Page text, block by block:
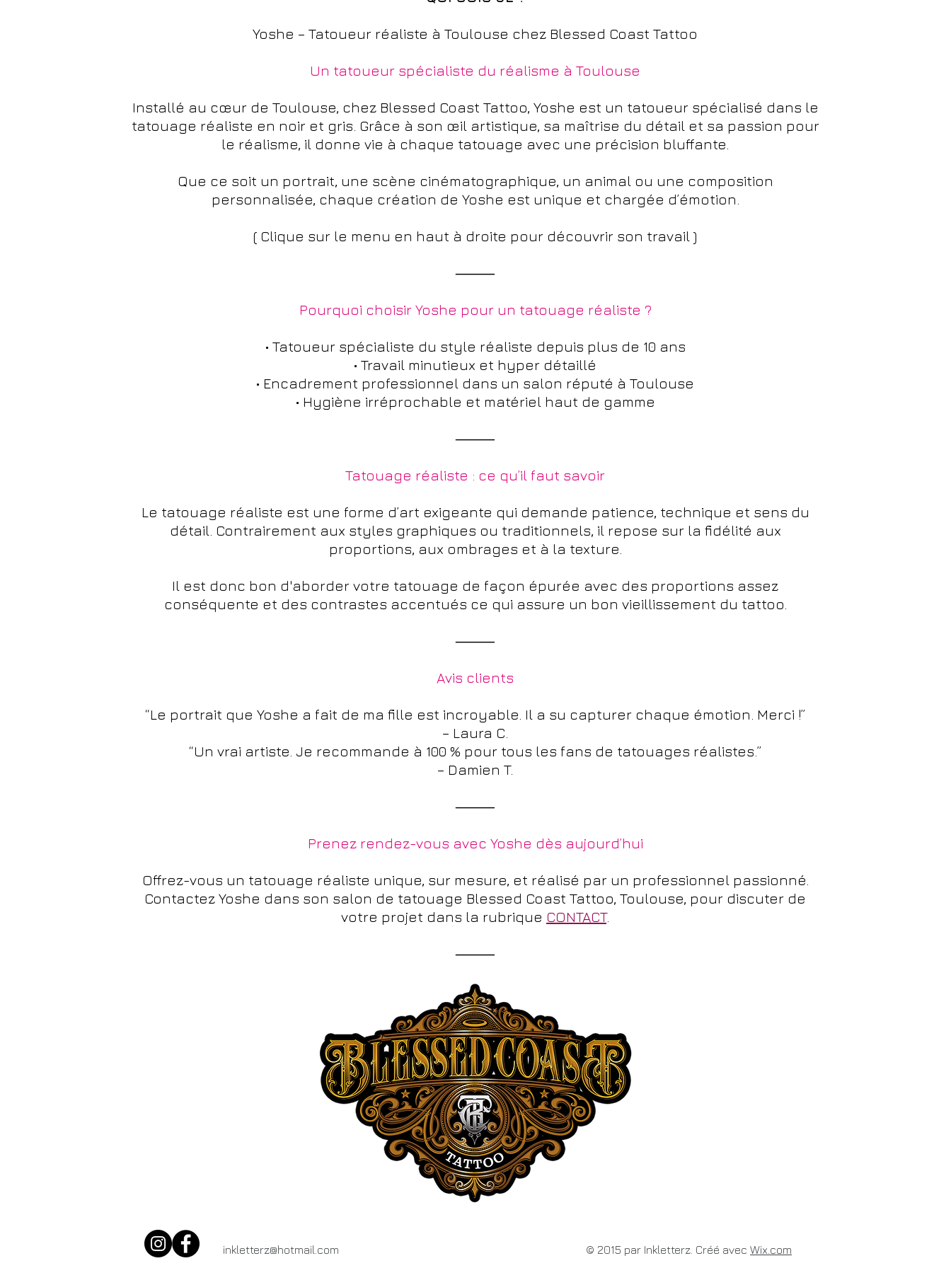
Yoshe – Tatoueur réaliste à Toulouse chez Blessed Coast Tattoo
Un tatoueur spécialiste du réalisme à Toulouse
Installé au cœur de Toulouse, chez Blessed Coast Tattoo, Yoshe est un tatoueur spécialisé dans le
tatouage réaliste en noir et gris. Grâce à son œil artistique, sa maîtrise du détail et sa passion pour
le réalisme, il donne vie à chaque tatouage avec une précision bluffante.
Que ce soit un portrait, une scène cinématographique, un animal ou une composition
personnalisée, chaque création de Yoshe est unique et chargée d’émotion.
( Clique sur le menu en haut à droite pour découvrir son travail )
⸻
Pourquoi choisir Yoshe pour un tatouage réaliste ?
• Tatoueur spécialiste du style réaliste depuis plus de 10 ans
• Travail minutieux et hyper détaillé
• Encadrement professionnel dans un salon réputé à Toulouse
• Hygiène irréprochable et matériel haut de gamme
⸻
Tatouage réaliste : ce qu’il faut savoir
Le tatouage réaliste est une forme d’art exigeante qui demande patience, technique et sens du
détail. Contrairement aux styles graphiques ou traditionnels, il repose sur la fidélité aux
proportions, aux ombrages et à la texture.
Il est donc bon d'aborder votre tatouage de façon épurée avec des proportions assez
conséquente et des contrastes accentués ce qui assure un bon vieillissement du tattoo.
⸻
Avis clients
“Le portrait que Yoshe a fait de ma fille est incroyable. Il a su capturer chaque émotion. Merci !”
– Laura C.
“Un vrai artiste. Je recommande à 100 % pour tous les fans de tatouages réalistes.”
– Damien T.
⸻
Prenez rendez-vous avec Yoshe dès aujourd’hui
Offrez-vous un tatouage réaliste unique, sur mesure, et réalisé par un professionnel passionné.
Contactez Yoshe dans son salon de tatouage Blessed Coast Tattoo, Toulouse, pour discuter de
votre projet dans la rubrique CONTACT.
⸻
www.blessedcoasttattoo.com
inkletterz@hotmail.com © 2015 par Inkletterz. Créé avec Wix.com